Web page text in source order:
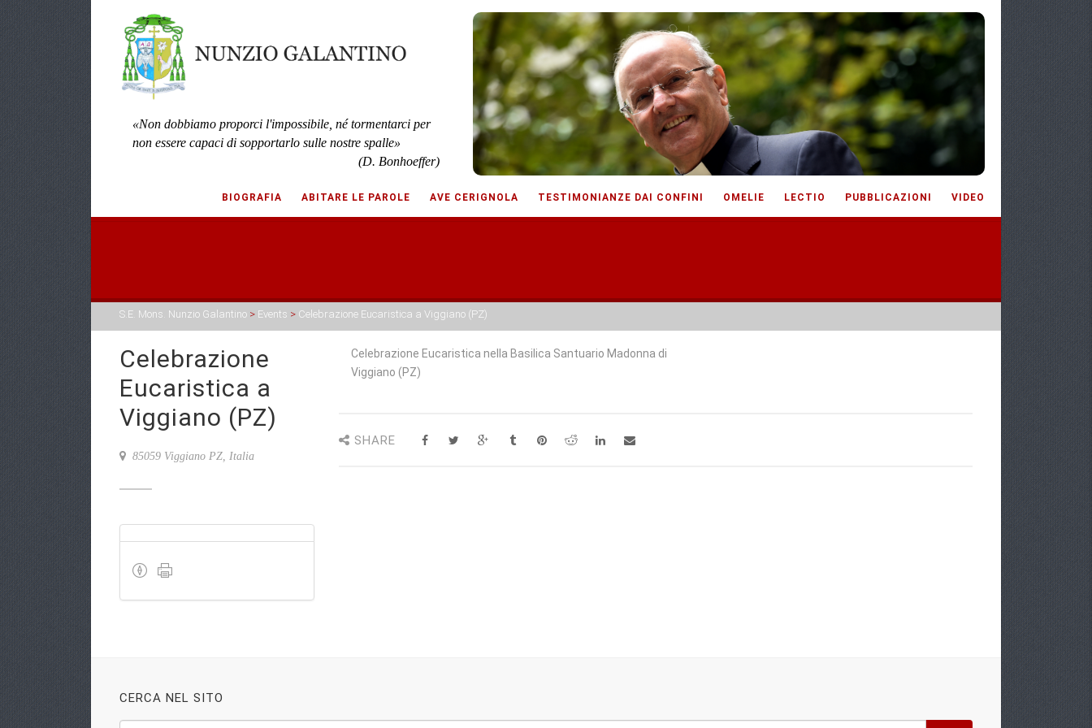
«Non dobbiamo proporci l'impossibile, né tormentarci per
non essere capaci di sopportarlo sulle nostre spalle»
(D. Bonhoeffer)
BIOGRAFIA ABITARE LE PAROLE AVE CERIGNOLA TESTIMONIANZE DAI CONFINI OMELIE LECTIO PUBBLICAZIONI VIDEO
S.E. Mons. Nunzio Galantino > Events > Celebrazione Eucaristica a Viggiano (PZ)
Celebrazione
Eucaristica a
Viggiano (PZ)
85059 Viggiano PZ, Italia
Celebrazione Eucaristica nella Basilica Santuario Madonna di
Viggiano (PZ)
SHARE
CERCA NEL SITO